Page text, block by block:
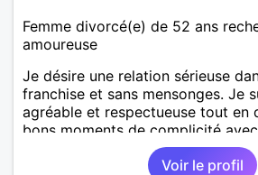
Femme divorcé(e) de 52 ans
amoureuse
Je désire une relation sérieuse
franchise et sans mensonges. Je
agréable et respectueuse tout en
bons moments de complicité
voulant aller dans la même
Voir le profil